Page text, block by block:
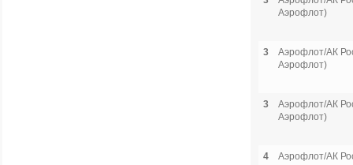
Аэрофлот)
3
Аэрофлот/АК
Аэрофлот)
3
Аэрофлот/АК
Аэрофлот)
4
Аэрофлот/АК